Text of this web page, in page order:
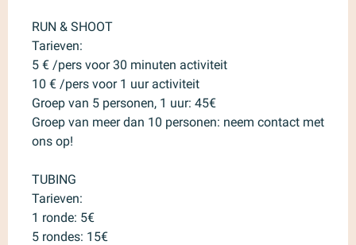
RUN & SHOOT
Tarieven:
5 € /pers voor 30 minuten activiteit
10 € /pers voor 1 uur activiteit
Groep van 5 personen, 1 uur: 45€
Groep van meer dan 10 personen: neem contact met
ons op!
TUBING
Tarieven:
1 ronde: 5€
5 rondes: 15€